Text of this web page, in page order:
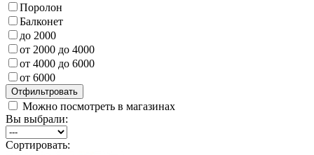
Поролон
Балконет
до 2000
от 2000 до 4000
от 4000 до 6000
от 6000
Можно посмотреть в магазинах
Вы выбрали:
Сортировать: